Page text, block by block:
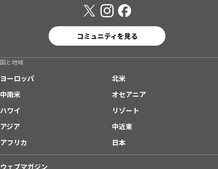
コミュニティを見る
国と地域
ヨーロッパ
北米
中南米
オセアニア
ハワイ
リゾート
アジア
中近東
アフリカ
日本
ウェブマガジン